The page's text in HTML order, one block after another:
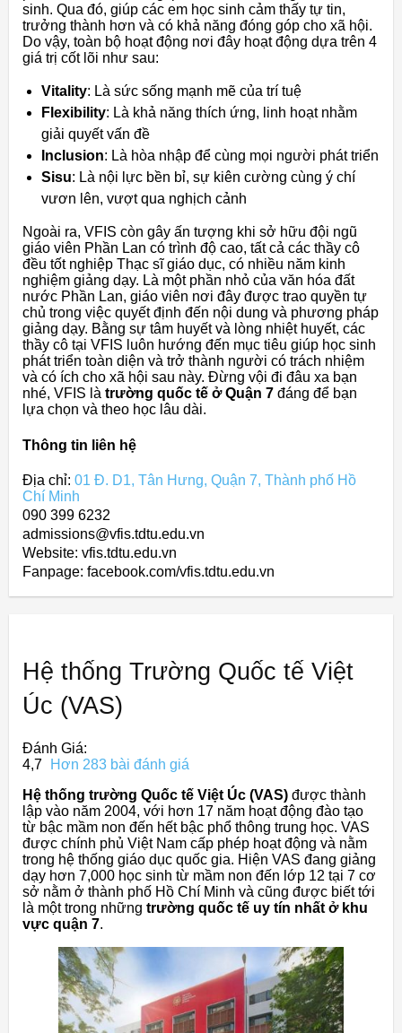
sinh. Qua đó, giúp các em học sinh cảm thấy tự tin,
trưởng thành hơn và có khả năng đóng góp cho xã hội.
Do vậy, toàn bộ hoạt động nơi đây hoạt động dựa trên 4
giá trị cốt lõi như sau:
Vitality: Là sức sống mạnh mẽ của trí tuệ
Flexibility: Là khả năng thích ứng, linh hoạt nhằm
giải quyết vấn đề
Inclusion: Là hòa nhập để cùng mọi người phát triển
Sisu: Là nội lực bền bỉ, sự kiên cường cùng ý chí
vươn lên, vượt qua nghịch cảnh
Ngoài ra, VFIS còn gây ấn tượng khi sở hữu đội ngũ
giáo viên Phần Lan có trình độ cao, tất cả các thầy cô
đều tốt nghiệp Thạc sĩ giáo dục, có nhiều năm kinh
nghiệm giảng dạy. Là một phần nhỏ của văn hóa đất
nước Phần Lan, giáo viên nơi đây được trao quyền tự
chủ trong việc quyết định đến nội dung và phương pháp
giảng dạy. Bằng sự tâm huyết và lòng nhiệt huyết, các
thầy cô tại VFIS luôn hướng đến mục tiêu giúp học sinh
phát triển toàn diện và trở thành người có trách nhiệm
và có ích cho xã hội sau này. Đừng vội đi đâu xa bạn
nhé, VFIS là trường quốc tế ở Quận 7 đáng để bạn
lựa chọn và theo học lâu dài.
Thông tin liên hệ
Địa chỉ: 01 Đ. D1, Tân Hưng, Quận 7, Thành phố Hồ
Chí Minh
090 399 6232
admissions@vfis.tdtu.edu.vn
Website: vfis.tdtu.edu.vn
Fanpage: facebook.com/vfis.tdtu.edu.vn
Hệ thống Trường Quốc tế Việt
Úc (VAS)
Đánh Giá:
4,7
Hơn 283 bài đánh giá
Hệ thống trường Quốc tế Việt Úc (VAS) được thành
lập vào năm 2004, với hơn 17 năm hoạt động đào tạo
từ bậc mầm non đến hết bậc phổ thông trung học. VAS
được chính phủ Việt Nam cấp phép hoạt động và nằm
trong hệ thống giáo dục quốc gia. Hiện VAS đang giảng
dạy hơn 7,000 học sinh từ mầm non đến lớp 12 tại 7 cơ
sở nằm ở thành phố Hồ Chí Minh và cũng được biết tới
là một trong những trường quốc tế uy tín nhất ở khu
vực quận 7.